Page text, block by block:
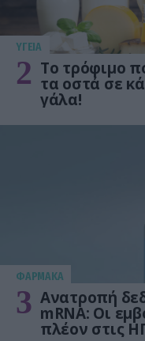
ΥΓΕΙΑ
2 Το τρόφιμο
τα οστά σε
γάλα!
ΦΑΡΜΑΚΑ
3 Ανατροπή
mRNA: Οι
πλέον στις